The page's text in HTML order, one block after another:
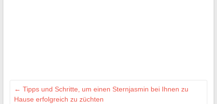
← Tipps und Schritte, um einen Sternjasmin bei Ihnen zu
Hause erfolgreich zu züchten